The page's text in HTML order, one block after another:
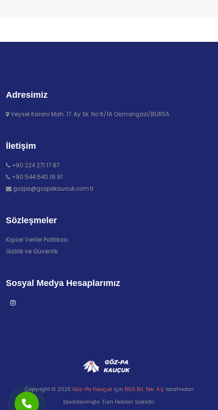
Adresimiz
Veysel Karani Mah. 17. Ay Sk. No:6/1A Osmangazi/BURSA
İletişim
+90 224 271 17 87
+90 544 540 19 91
gozpa@gozpakaucuk.com.tr
Sözleşmeler
Kişisel Veriler Politikası
Gizlilik ve Güvenlik
Sosyal Medya Hesaplarımız
Copyright © 2025 Göz-Pa Kauçukiçin RGS Bil. Tek. A.Ş.tarafından
tasarlanmıştır. Tüm Hakları Saklıdır.